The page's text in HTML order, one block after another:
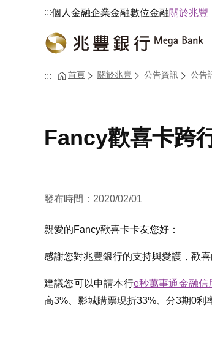
:::個人金融企業金融數位金融關於兆豐
::: 首頁 關於兆豐 公告資訊 公告
Fancy歡喜卡跨
發布時間：2020/02/01
親愛的Fancy歡喜卡卡友您好：
感謝您對兆豐銀行的支持與愛護，歡
建議您可以申請本行e秒萬事通金融信
高3%、影城購票現折33%、分3期0利